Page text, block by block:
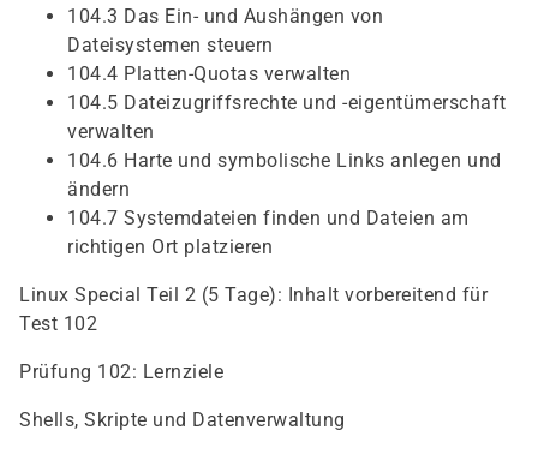
104.3 Das Ein- und Aushängen von
Dateisystemen steuern
104.4 Platten-Quotas verwalten
104.5 Dateizugriffsrechte und -eigentümerschaft
verwalten
104.6 Harte und symbolische Links anlegen und
ändern
104.7 Systemdateien finden und Dateien am
richtigen Ort platzieren
Linux Special Teil 2 (5 Tage): Inhalt vorbereitend für
Test 102
Prüfung 102: Lernziele
Shells, Skripte und Datenverwaltung